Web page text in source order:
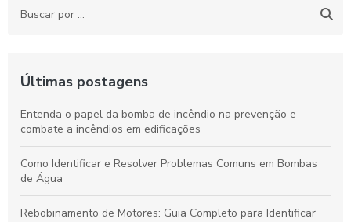
Últimas postagens
Entenda o papel da bomba de incêndio na prevenção e
combate a incêndios em edificações
Como Identificar e Resolver Problemas Comuns em Bombas
de Água
Rebobinamento de Motores: Guia Completo para Identificar